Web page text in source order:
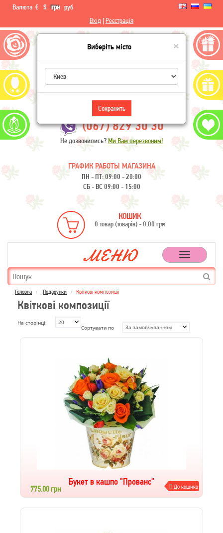
×
Виберіть місто
Сохранить
Валюта € $ грн руб
Вхід | Реєстрація
Flowers-Ukraine
(067) 829 30 30
Не дозвонились?Ми Вам перезвоним!
ГРАФИК РАБОТЫ МАГАЗИНА
ПН - ПТ: 09:00 - 20:00
СБ - ВС 09:00 - 15:00
КОШИК
0 товар (товарів) - 0.00 грн
Toggle
navigation
Головна Подарунки Квіткові композиції
Квіткові композиції
На сторінці:
Сортувати по
Букет в кашпо "Прованс"
775.00 грн До кошика